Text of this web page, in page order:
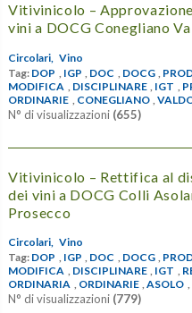
Vitivinicolo –
vini a DOCG Conegliano
Circolari, Vino
Tag: DOP IGP DOC DOCG
MODIFICA
DISCIPLINARE IGT
ORDINARIE
CONEGLIANO ,
N° di visualizzazioni (655)
Vitivinicolo – Rettifica al
dei vini a DOCG Colli
Prosecco
Circolari, Vino
Tag: DOP IGP DOC DOCG
MODIFICA
DISCIPLINARE IGT
ORDINARIA
ORDINARIE ,ASOLO
N° di visualizzazioni (779)